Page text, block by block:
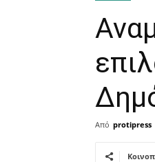
Από protipress